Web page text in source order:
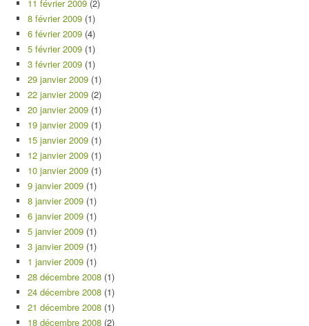
11 février 2009 (2)
8 février 2009 (1)
6 février 2009 (4)
5 février 2009 (1)
3 février 2009 (1)
29 janvier 2009 (1)
22 janvier 2009 (2)
20 janvier 2009 (1)
19 janvier 2009 (1)
15 janvier 2009 (1)
12 janvier 2009 (1)
10 janvier 2009 (1)
9 janvier 2009 (1)
8 janvier 2009 (1)
6 janvier 2009 (1)
5 janvier 2009 (1)
3 janvier 2009 (1)
1 janvier 2009 (1)
28 décembre 2008 (1)
24 décembre 2008 (1)
21 décembre 2008 (1)
18 décembre 2008 (2)